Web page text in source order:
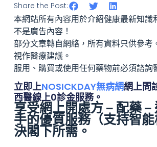
Share the Post:
本網站所有內容用於介紹健康最新知識
不是廣告內容！
部分文章轉自網絡，所有資料只供參考
視作醫療建議。
服用、購買或使用任何藥物前必須諮詢
立即上NOSICKDAY無病網網上問
西醫線上0診金服務。
享受網上開處方 – 配藥 –
手的優質服務（支持智
決閣下所需。